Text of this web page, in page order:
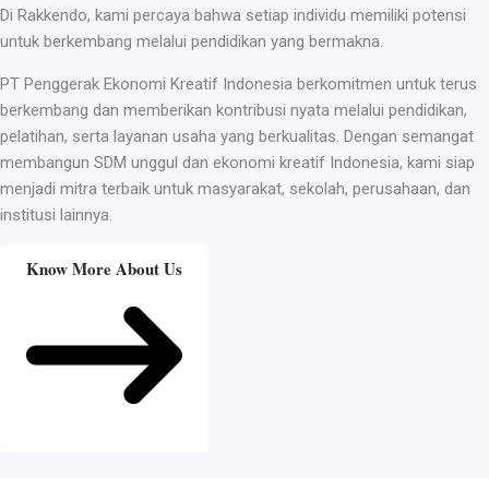
Di Rakkendo, kami percaya bahwa setiap individu memiliki potensi
untuk berkembang melalui pendidikan yang bermakna.
PT Penggerak Ekonomi Kreatif Indonesia berkomitmen untuk terus
berkembang dan memberikan kontribusi nyata melalui pendidikan,
pelatihan, serta layanan usaha yang berkualitas. Dengan semangat
membangun SDM unggul dan ekonomi kreatif Indonesia, kami siap
menjadi mitra terbaik untuk masyarakat, sekolah, perusahaan, dan
institusi lainnya.
Know More About Us